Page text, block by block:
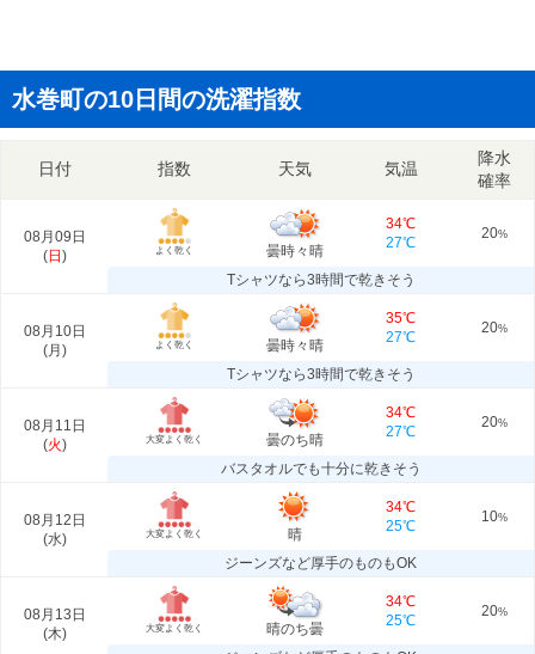
水巻町の10日間の洗濯指数
日付 指数 天気 気温
降水
確率
08月09日
(日 ) よく乾く 曇時々晴
34℃
27℃
20%
Tシャツなら3時間で乾きそう
08月10日
(月 ) よく乾く 曇時々晴
35℃
27℃
20%
Tシャツなら3時間で乾きそう
08月11日
(火) 大変よく乾く 曇のち晴
34℃
27℃
20%
バスタオルでも十分に乾きそう
08月12日
(水) 大変よく乾く 晴
34℃
25℃
10%
ジーンズなど厚手のものもOK
08月13日
(木) 大変よく乾く 晴のち曇
34℃
25℃
20%